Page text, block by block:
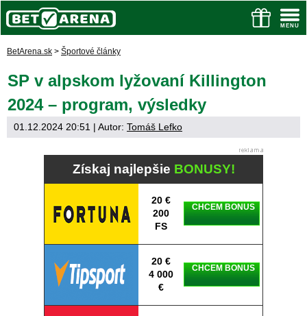
BetArena.sk > Športové články
SP v alpskom lyžovaní Killington
2024 – program, výsledky
01.12.2024 20:51 | Autor: Tomáš Lefko
Získaj najlepšie BONUSY!
20 €
200
FS
CHCEM BONUS
20 €
4 000
€
CHCEM BONUS